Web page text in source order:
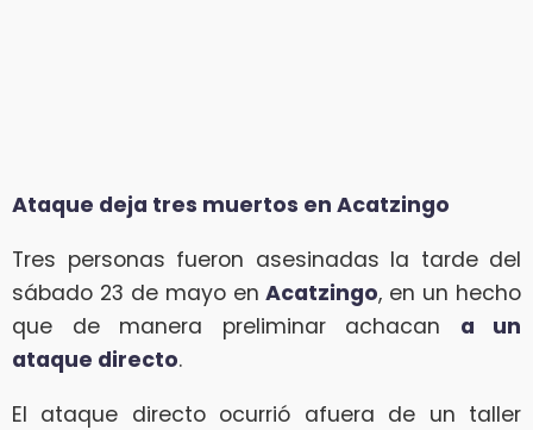
Ataque deja tres muertos en Acatzingo
Tres personas fueron asesinadas la tarde del
sábado 23 de mayo enAcatzingo, en un hecho
que de manera preliminar achacan a un
ataque directo.
El ataque directo ocurrió afuera de un taller